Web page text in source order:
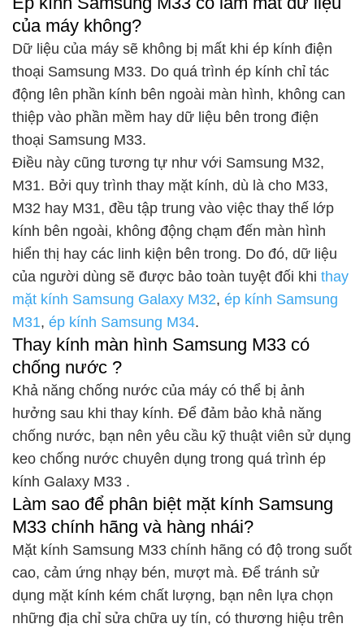
của máy không?
Dữ liệu của máy sẽ không bị mất khi ép kính điện
thoại Samsung M33. Do quá trình ép kính chỉ tác
động lên phần kính bên ngoài màn hình, không can
thiệp vào phần mềm hay dữ liệu bên trong điện
thoại Samsung M33.
Điều này cũng tương tự như với Samsung M32,
M31. Bởi quy trình thay mặt kính, dù là cho M33,
M32 hay M31, đều tập trung vào việc thay thế lớp
kính bên ngoài, không động chạm đến màn hình
hiển thị hay các linh kiện bên trong. Do đó, dữ liệu
của người dùng sẽ được bảo toàn tuyệt đối khi thay
mặt kính Samsung Galaxy M32, ép kính Samsung
M31, ép kính Samsung M34.
Thay kính màn hình Samsung M33 có
chống nước ?
Khả năng chống nước của máy có thể bị ảnh
hưởng sau khi thay kính. Để đảm bảo khả năng
chống nước, bạn nên yêu cầu kỹ thuật viên sử dụng
keo chống nước chuyên dụng trong quá trình ép
kính Galaxy M33 .
Làm sao để phân biệt mặt kính Samsung
M33 chính hãng và hàng nhái?
Mặt kính Samsung M33 chính hãng có độ trong suốt
cao, cảm ứng nhạy bén, mượt mà. Để tránh sử
dụng mặt kính kém chất lượng, bạn nên lựa chọn
những địa chỉ sửa chữa uy tín, có thương hiệu trên